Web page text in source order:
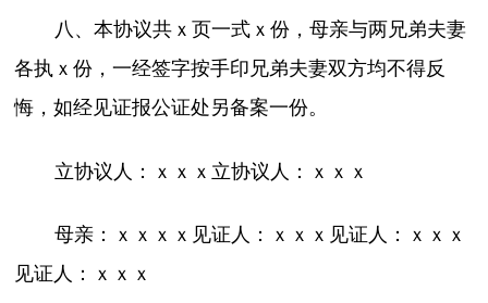
八、本协议共ｘ页一式ｘ份，母亲与两兄弟夫妻
各执ｘ份，一经签字按手印兄弟夫妻双方均不得反
悔，如经见证报公证处另备案一份。
立协议人：ｘｘｘ立协议人：ｘｘｘ
母亲：ｘｘｘｘ见证人：ｘｘｘ见证人：ｘｘｘ
见证人：ｘｘｘ